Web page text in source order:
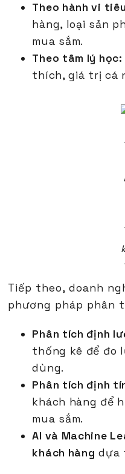
Theo hành vi
hàng, loại sản
mua sắm.
Theo tâm lý học:
thích, giá trị cá
Tiếp theo, doanh
phương pháp phân
Phân tích định
thống kê để đo
dùng.
Phân tích định
khách hàng để
mua sắm.
AI và Machine
khách hàng dựa